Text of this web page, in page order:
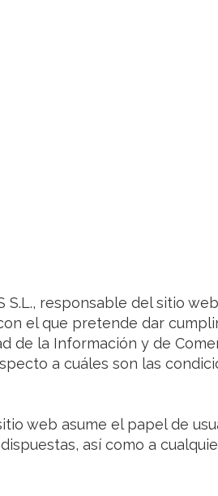
S.L., responsable del sitio
el que pretende dar
de la Información y de
a cuáles son las
web asume el papel de
así como a